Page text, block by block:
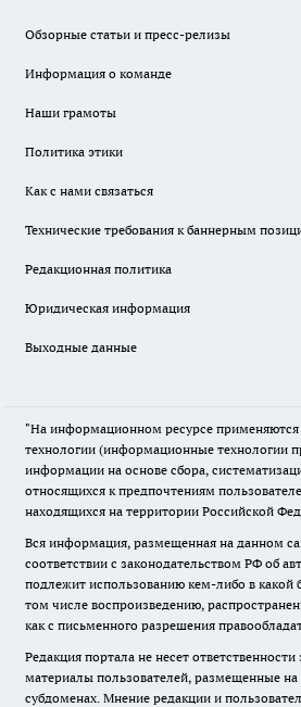
Обзорные статьи и пресс-релизы
Информация о команде
Наши грамоты
Политика этики
Как с нами связаться
Технические требования к баннерным
Редакционная политика
Юридическая информация
Выходные данные
"На информационном ресурсе
технологии (информационные технологии
информации на основе сбора,
относящихся к предпочтениям
находящихся на территории Российской
Вся информация, размещенная на данном
соответствии с законодательством РФ об
подлежит использованию кем-либо в
том числе воспроизведению,
как с письменного разрешения
Редакция портала не несет
материалы пользователей, размещенные на
субдоменах. Мнение редакции и